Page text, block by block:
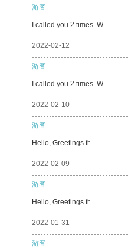
游客
I called you 2 times. W
2022-02-12
游客
I called you 2 times. W
2022-02-10
游客
Hello, Greetings fr
2022-02-09
游客
Hello, Greetings fr
2022-01-31
游客